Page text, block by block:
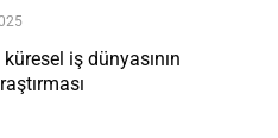
iş dünyasının